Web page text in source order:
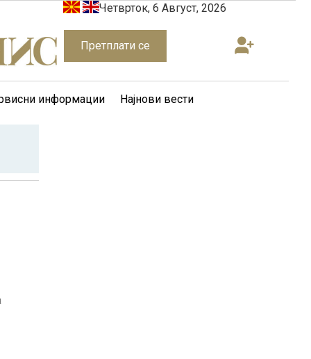
Четврток, 6 Август, 2026
Претплати се
информации Најнови вести